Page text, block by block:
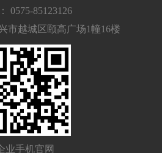
0575-85123126
市越城区颐高广场1幢16楼
业手机官网